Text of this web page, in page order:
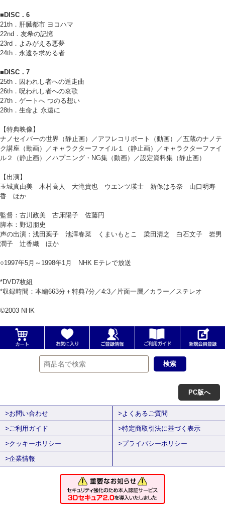
■DISC．6
21th．肝臓都市 ヨコハマ
22nd．友希の記憶
23rd．よみがえる悪夢
24th．永遠を求める者
■DISC．7
25th．囚われし者への遁走曲
26th．呪われし者への哀歌
27th．ゲートへ つのる想い
28th．生命よ 永遠に
【特典映像】
ナノセイバーの世界（静止画）／アフレコリポート（動画）／五蔵のナノテ
ク講座（動画）／キャラクターファイル１（静止画）／キャラクターファイ
ル２（静止画）／ハプニング・NG集（動画）／設定資料集（静止画）
【出演】
玉城真由美 木村高人 大滝貴也 ウエンツ瑛士 新保はる奈 山口明寿
香 ほか
監督：古川政美 古床陽子 佐藤円
脚本：野辺朋史
声の出演：浅田葉子 池澤春菜 くまいもとこ 梁田清之 白石文子 岩男
潤子 辻香織 ほか
○1997年5月～1998年1月 NHK Eテレで放送
*DVD7枚組
*収録時間：本編663分＋特典7分／4:3／片面一層／カラー／ステレオ
©2003 NHK
PC版へ
>お問い合わせ
>よくあるご質問
>ご利用ガイド
>特定商取引法に基づく表示
>クッキーポリシー
>プライバシーポリシー
>企業情報